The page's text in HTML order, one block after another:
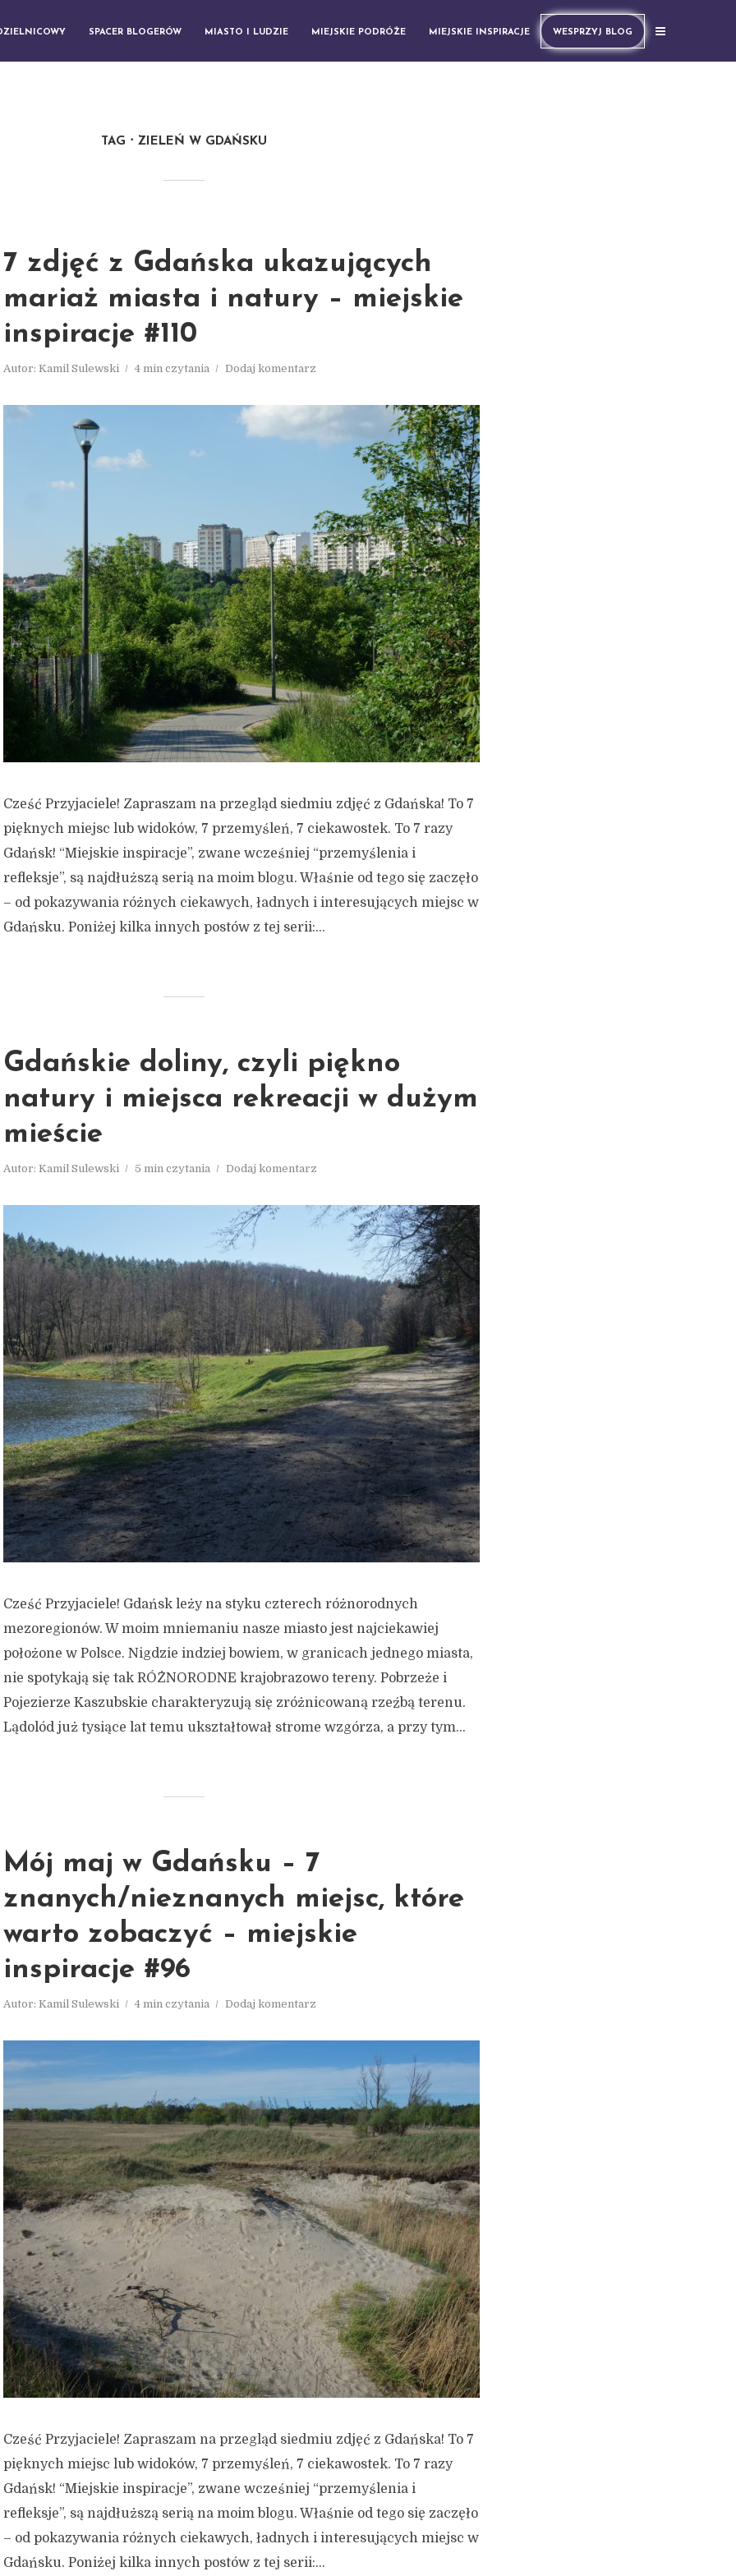
SPACER BLOGERÓW MIASTO I LUDZIE MIEJSKIE PODRÓŻE MIEJSKIE INSPIRACJE WESPRZYJ BLOG
TAG ZIELEŃ W GDAŃSKU
7 zdjęć z Gdańska ukazujących
mariaż miasta i natury – miejskie
inspiracje #110
Autor: Kamil Sulewski 4 min czytania Dodaj komentarz
Cześć Przyjaciele! Zapraszam na przegląd siedmiu zdjęć z Gdańska! To 7
pięknych miejsc lub widoków, 7 przemyśleń, 7 ciekawostek. To 7 razy
Gdańsk! “Miejskie inspiracje”, zwane wcześniej “przemyślenia i
refleksje”, są najdłuższą serią na moim blogu. Właśnie od tego się zaczęło
– od pokazywania różnych ciekawych, ładnych i interesujących miejsc w
Gdańsku. Poniżej kilka innych postów z tej serii:...
Gdańskie doliny, czyli piękno
natury i miejsca rekreacji w dużym
mieście
Autor: Kamil Sulewski 5 min czytania Dodaj komentarz
Cześć Przyjaciele! Gdańsk leży na styku czterech różnorodnych
mezoregionów. W moim mniemaniu nasze miasto jest najciekawiej
położone w Polsce. Nigdzie indziej bowiem, w granicach jednego miasta,
nie spotykają się tak RÓŻNORODNE krajobrazowo tereny. Pobrzeże i
Pojezierze Kaszubskie charakteryzują się zróżnicowaną rzeźbą terenu.
Lądolód już tysiące lat temu ukształtował strome wzgórza, a przy tym...
Mój maj w Gdańsku – 7
znanych/nieznanych miejsc, które
warto zobaczyć – miejskie
inspiracje #96
Autor: Kamil Sulewski 4 min czytania Dodaj komentarz
Cześć Przyjaciele! Zapraszam na przegląd siedmiu zdjęć z Gdańska! To 7
pięknych miejsc lub widoków, 7 przemyśleń, 7 ciekawostek. To 7 razy
Gdańsk! “Miejskie inspiracje”, zwane wcześniej “przemyślenia i
refleksje”, są najdłuższą serią na moim blogu. Właśnie od tego się zaczęło
– od pokazywania różnych ciekawych, ładnych i interesujących miejsc w
Gdańsku. Poniżej kilka innych postów z tej serii:...